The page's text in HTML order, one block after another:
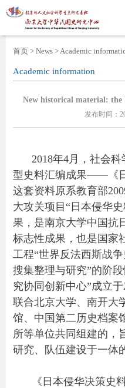
首页
走进基地
中心简介
新闻资讯
学术资讯
重要奖项
科研项目
海外民国史
港澳台民国史
国外民国史
联系我们
联系方式
在线留言
ENGLISH
首页 > News >Academic
Academic information
New historical material: the
发布时间：
2018年4月，社会
型史料汇编成果——《
这套资料原系教育部
大攻关项目“日本侵华
果，是南京大学中国抗
标志性成果，也是国家
工程“世界反法西斯战
搜集整理与研究”的阶
究协同创新中心”成立
联合北京大学、南开大
馆、中国第二历史档案
所等单位共同组建的，
研究、队伍建设于一体
《日本侵华决策史